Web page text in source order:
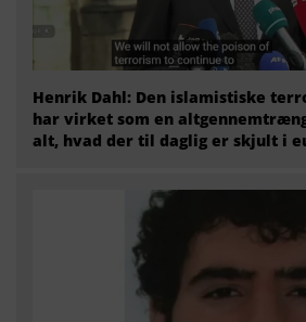
Henrik Dahl: Den islamistiske
har virket som en
alt, hvad der til daglig er skjult i